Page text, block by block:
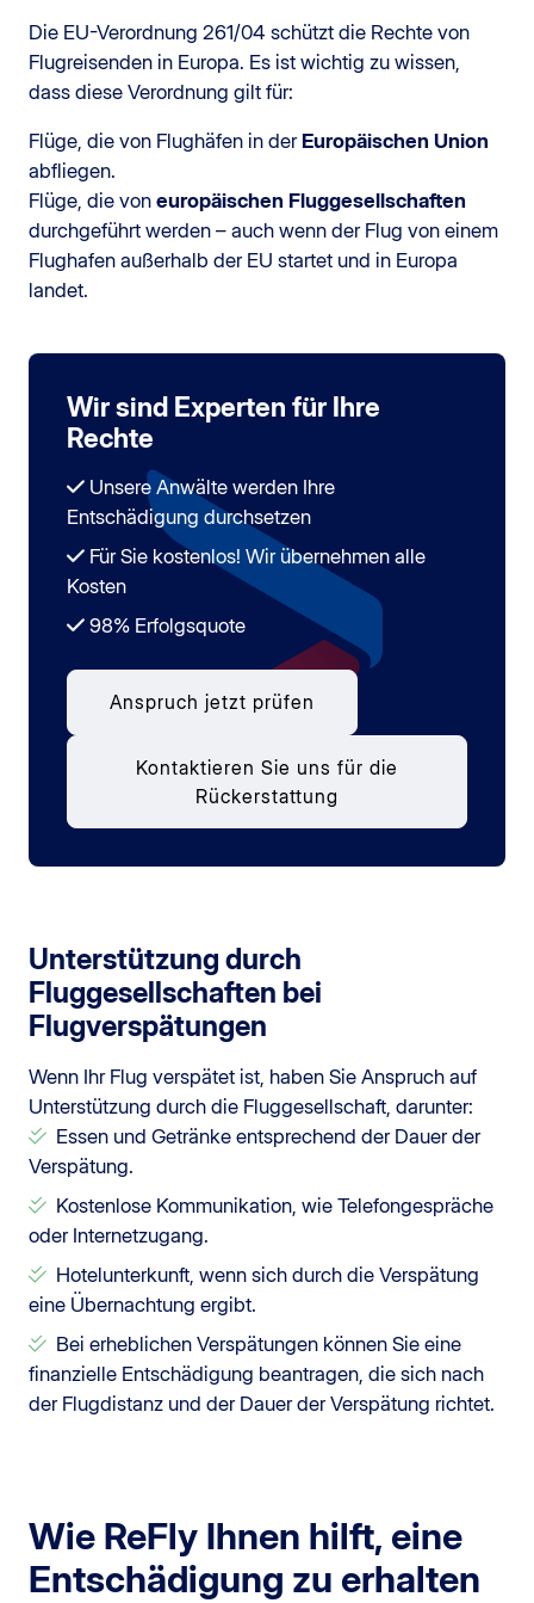
Die EU-Verordnung 261/04 schützt die Rechte von
Flugreisenden in Europa. Es ist wichtig zu wissen,
dass diese Verordnung gilt für:
Flüge, die von Flughäfen in der Europäischen Union
abfliegen.
Flüge, die von europäischen Fluggesellschaften
durchgeführt werden – auch wenn der Flug von einem
Flughafen außerhalb der EU startet und in Europa
landet.
Wir sind Experten für Ihre
Rechte
Unsere Anwälte werden Ihre
Entschädigung durchsetzen
Für Sie kostenlos! Wir übernehmen alle
Kosten
98% Erfolgsquote
Anspruch jetzt prüfen
Kontaktieren Sie uns für die
Rückerstattung
Unterstützung durch
Fluggesellschaften bei
Flugverspätungen
Wenn Ihr Flug verspätet ist, haben Sie Anspruch auf
Unterstützung durch die Fluggesellschaft, darunter:
Essen und Getränke entsprechend der Dauer der
Verspätung.
Kostenlose Kommunikation, wie Telefongespräche
oder Internetzugang.
Hotelunterkunft, wenn sich durch die Verspätung
eine Übernachtung ergibt.
Bei erheblichen Verspätungen können Sie eine
finanzielle Entschädigung beantragen, die sich nach
der Flugdistanz und der Dauer der Verspätung richtet.
Wie ReFly Ihnen hilft, eine
Entschädigung zu erhalten